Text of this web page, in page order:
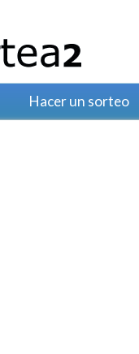
Hacer un sorteo